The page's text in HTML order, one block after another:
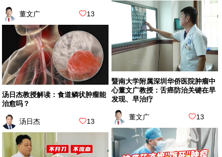
董文广 13
暨南大学附属深圳华侨医院肿瘤中
心董文广教授：舌癌防治关键在早
发现、早治疗
董文广 13
汤日杰教授解读：食道鳞状肿瘤能
治愈吗？
汤日杰 13